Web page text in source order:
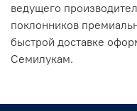
ведущего
поклонников
быстрой доставке
Семилукам.